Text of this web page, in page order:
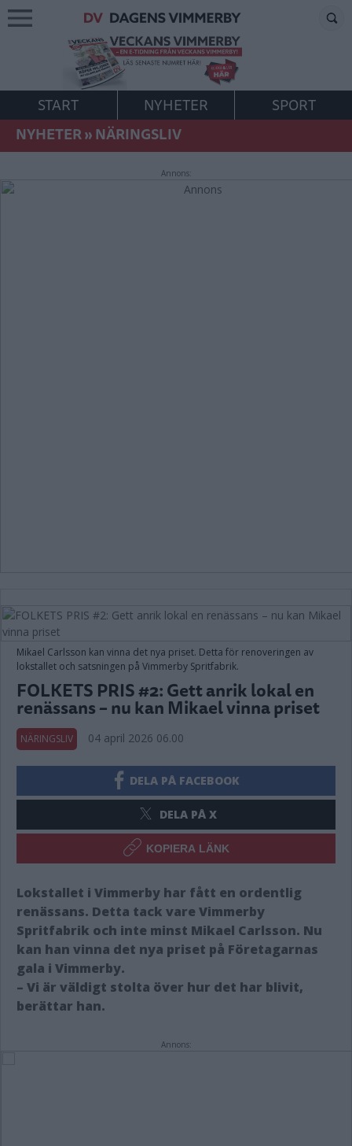
START NYHETER
SPORT
NYHETER»NÄRINGSLIV
Annons:
Mikael Carlsson kan vinna det nya priset. Detta för renoveringen av
lokstallet och satsningen på Vimmerby Spritfabrik.
FOLKETS PRIS #2: Gett anrik lokal en
renässans – nu kan Mikael vinna priset
NÄRINGSLIV 04 april 2026 06.00
DELA PÅ FACEBOOK
DELA PÅ X
KOPIERA LÄNK
Lokstallet i Vimmerby har fått en ordentlig
renässans. Detta tack vare Vimmerby
Spritfabrik och inte minst Mikael Carlsson. Nu
kan han vinna det nya priset på Företagarnas
gala i Vimmerby.
– Vi är väldigt stolta över hur det har blivit,
berättar han.
Annons: